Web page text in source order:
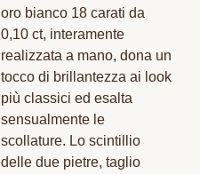
oro bianco 18 carati da
0,10 ct, interamente
realizzata a mano, dona un
tocco di brillantezza ai look
più classici ed esalta
sensualmente le
scollature. Lo scintillio
delle due pietre, taglio